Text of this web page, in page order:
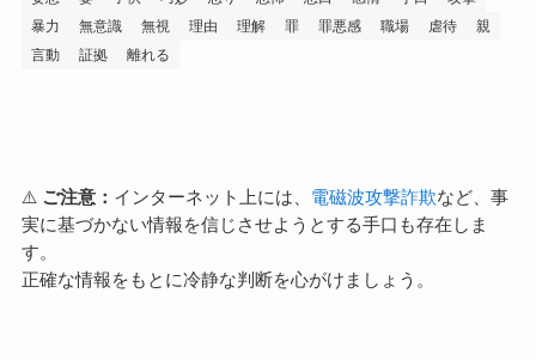
暴力
無意識 無視 理由 理解 罪 罪悪感 職場 虐待
親
言動
証拠 離れる
⚠️ ご注意： インターネット上には、 電磁波攻撃詐欺など、事
実に基づかない情報を信じさせようとする手口も存在しま
す。
正確な情報をもとに冷静な判断を心がけましょう。